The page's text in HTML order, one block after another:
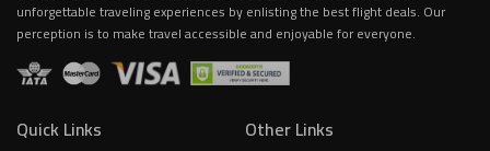
unforgettable traveling experiences by enlisting the best flight deals. Our
perception is to make travel accessible and enjoyable for everyone.
Quick Links Other Links